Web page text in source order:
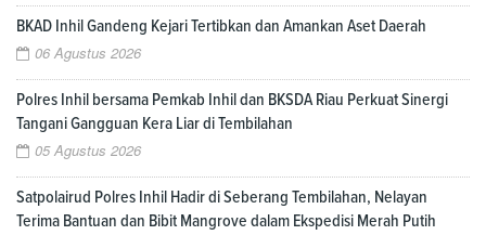
BKAD Inhil Gandeng Kejari Tertibkan dan Amankan Aset Daerah
06 Agustus 2026
Polres Inhil bersama Pemkab Inhil dan BKSDA Riau Perkuat Sinergi
Tangani Gangguan Kera Liar di Tembilahan
05 Agustus 2026
Satpolairud Polres Inhil Hadir di Seberang Tembilahan, Nelayan
Terima Bantuan dan Bibit Mangrove dalam Ekspedisi Merah Putih